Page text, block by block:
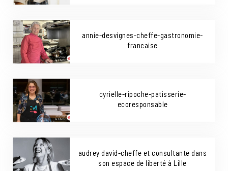
annie-desvignes-cheffe-gastronomie-
francaise
cyrielle-ripoche-patisserie-
ecoresponsable
audrey david-cheffe et consultante dans
son espace de liberté à Lille